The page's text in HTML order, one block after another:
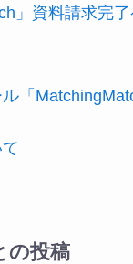
」資料請求完
「
の投稿